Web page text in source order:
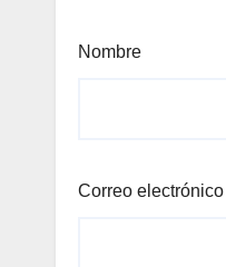
Nombre
Correo electrónico